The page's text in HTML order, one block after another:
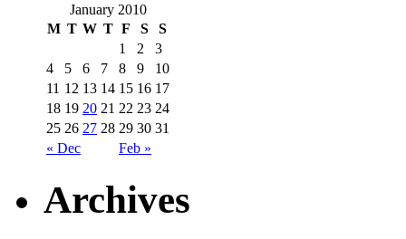
January 2010
M T W T F S S
« Dec Feb »
1 2
3
4
5 6 7 8 9
10
11 12 13 14 15 16 17
18 19 20 21 22 23 24
25 26 27 28 29 30 31
Archives